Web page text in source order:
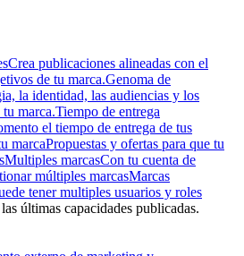
Crea publicaciones alineadas con el
de tu marca.Genoma de
la identidad, las audiencias y los
marca.Tiempo de entrega
el tiempo de entrega de tus
marcaPropuestas y ofertas para que tu
Multiples marcasCon tu cuenta de
múltiples marcasMarcas
tener multiples usuarios y roles
últimas capacidades publicadas.